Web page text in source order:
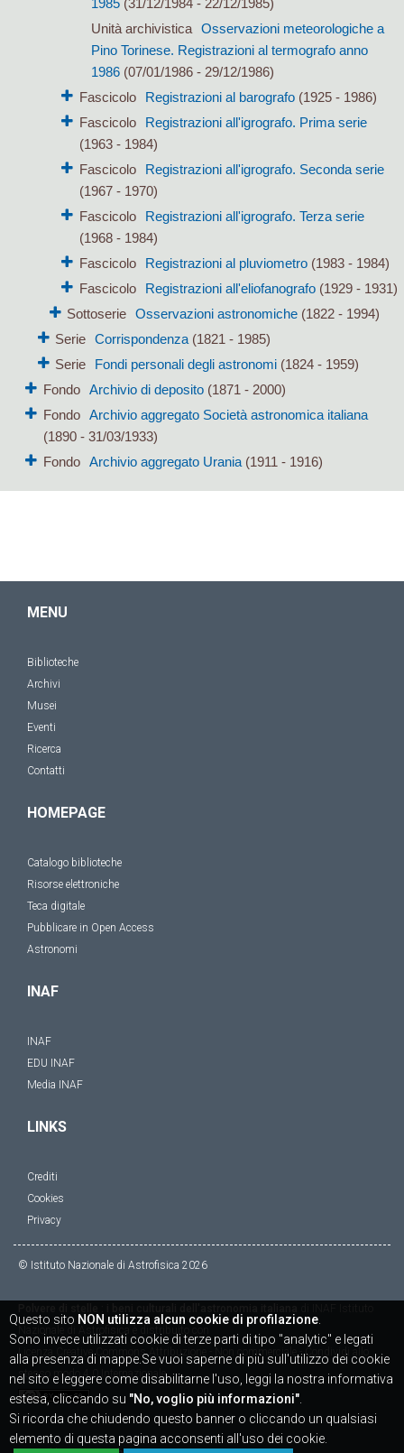
1985(31/12/1984 - 22/12/1985)
Unità archivistica Osservazioni meteorologiche a
Pino Torinese. Registrazioni al termografo anno
1986(07/01/1986 - 29/12/1986)
Fascicolo
Registrazioni al barografo(1925 - 1986)
Fascicolo
Registrazioni all'igrografo. Prima serie
(1963 - 1984)
Fascicolo
Registrazioni all'igrografo. Seconda serie
(1967 - 1970)
Fascicolo
Registrazioni all'igrografo. Terza serie
(1968 - 1984)
Fascicolo
Registrazioni al pluviometro(1983 - 1984)
Fascicolo
Registrazioni all'eliofanografo(1929 - 1931)
Sottoserie
Osservazioni astronomiche (1822 - 1994)
Serie Corrispondenza(1821 - 1985)
Serie
Fondi personali degli astronomi(1824 - 1959)
Fondo
Archivio di deposito(1871 - 2000)
Fondo
Archivio aggregato Società astronomica italiana
(1890 - 31/03/1933)
Fondo
Archivio aggregato Urania(1911 - 1916)
MENU
Biblioteche
Archivi
Musei
Eventi
Ricerca
Contatti
HOMEPAGE
Catalogo biblioteche
Risorse elettroniche
Teca digitale
Pubblicare in Open Access
Astronomi
INAF
INAF
EDU INAF
Media INAF
LINKS
Crediti
Cookies
Privacy
© Istituto Nazionale di Astrofisica 2026
Licenza
Creative Commons Attribuzione - Non commerciale - Condividi allo
stesso modo 4.0 Internazionale
Questo sito NON utilizza alcun cookie di profilazione
Sono invece utilizzati cookie di terze parti di tipo "analytic" e legati
alla presenza di mappe.Se vuoi saperne di più sull'utilizzo dei cookie
nel sito e leggere come disabilitarne l'uso, leggi la nostra informativa
estesa, cliccando su "No, voglio più informazioni"
Si ricorda che chiudendo questo banner o cliccando un qualsiasi
elemento di questa pagina acconsenti all'uso dei cookie.